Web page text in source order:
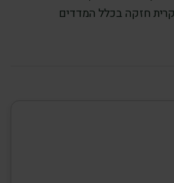
חזקה בכלל המדדים